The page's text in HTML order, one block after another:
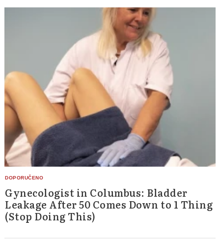
Gynecologist in Columbus: Bladder
Leakage After 50 Comes Down to 1 Thing
(Stop Doing This)